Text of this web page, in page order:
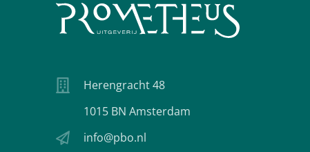
Herengracht 48
1015 BN Amsterdam
info@pbo.nl